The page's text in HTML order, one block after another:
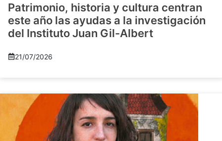
Patrimonio, historia y cultura centran
este año las ayudas a la investigación
del Instituto Juan Gil-Albert
21/07/2026